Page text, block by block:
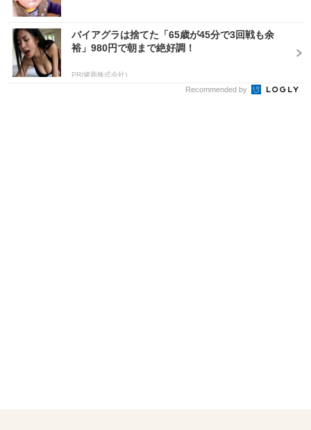
バイアグラは捨てた「65歳が45分で3回戦も余
裕」980円で朝まで絶好調！
PR(健商株式会社)
Recommended by